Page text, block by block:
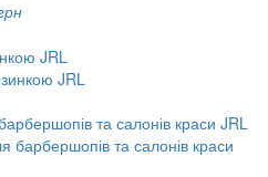
JRL
та салонів краси JRL